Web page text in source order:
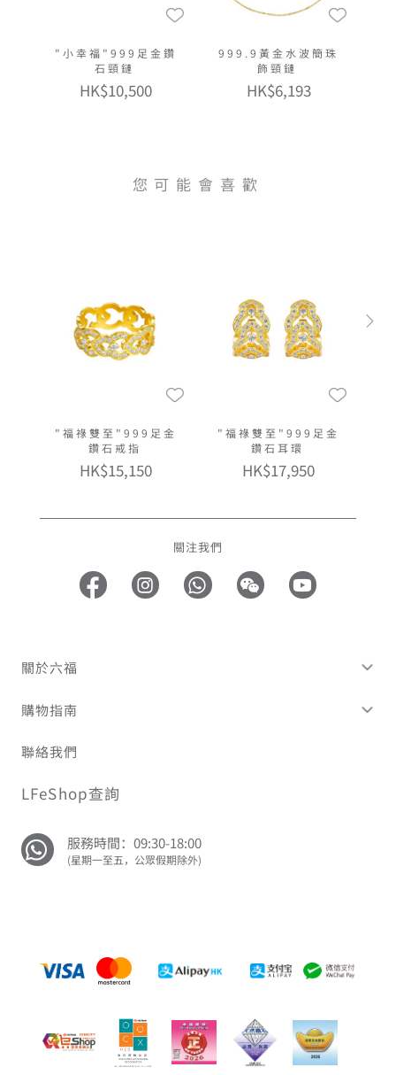
"小幸福"999足金鑽
石頸鏈
HK$10,500
999.9黃金水波簡珠
飾頸鏈
HK$6,193
您可能會喜歡
"福祿雙至"999足金
鑽石戒指
HK$15,150
"福祿雙至"999足金
鑽石耳環
HK$17,950
關注我們
關於六福
購物指南
聯絡我們
LFeShop查詢
服務時間：09:30-18:00
(星期一至五，公眾假期除外)